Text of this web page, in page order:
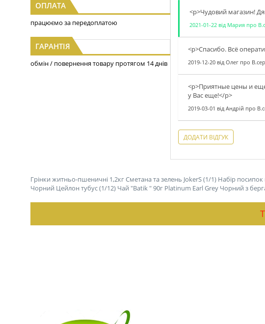
ОПЛАТА
працюємо за передоплатою
ГАРАНТІЯ
обмін / повернення товару протягом 14 днів
<p>Чудовий магазин!
2021-01-22 від Мария про
<p>Спасибо. Всё
2019-12-20 від Олег про
<p>Приятные цены и
у Вас еще!</p>
2019-03-01 від Андрій про
ДОДАТИ ВІДГУК
Грінки житньо-пшеничні 1,2кг Сметана та зелень JokerS (1/1) Набір посипок
Чорний Цейлон тубус (1/12) Чай "Batik " 90г Platinum Earl Grey Чорний з